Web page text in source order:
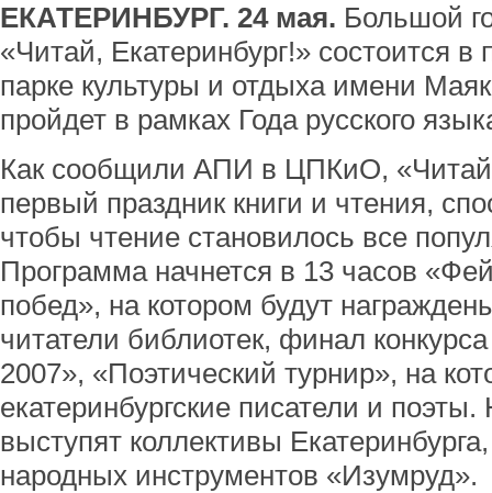
ЕКАТЕРИНБУРГ. 24 мая. Большой
«Читай, Екатеринбург!» состоится
парке культуры и отдыха имени
пройдет в рамках Года русского
Как сообщили АПИ в ЦПКиО,
первый праздник книги и чтения,
чтобы чтение становилось все
Программа начнется в 13 часов
побед», на котором будут
читатели библиотек, финал
2007», «Поэтический турнир», на
екатеринбургские писатели и
выступят коллективы
народных инструментов «Изумруд».